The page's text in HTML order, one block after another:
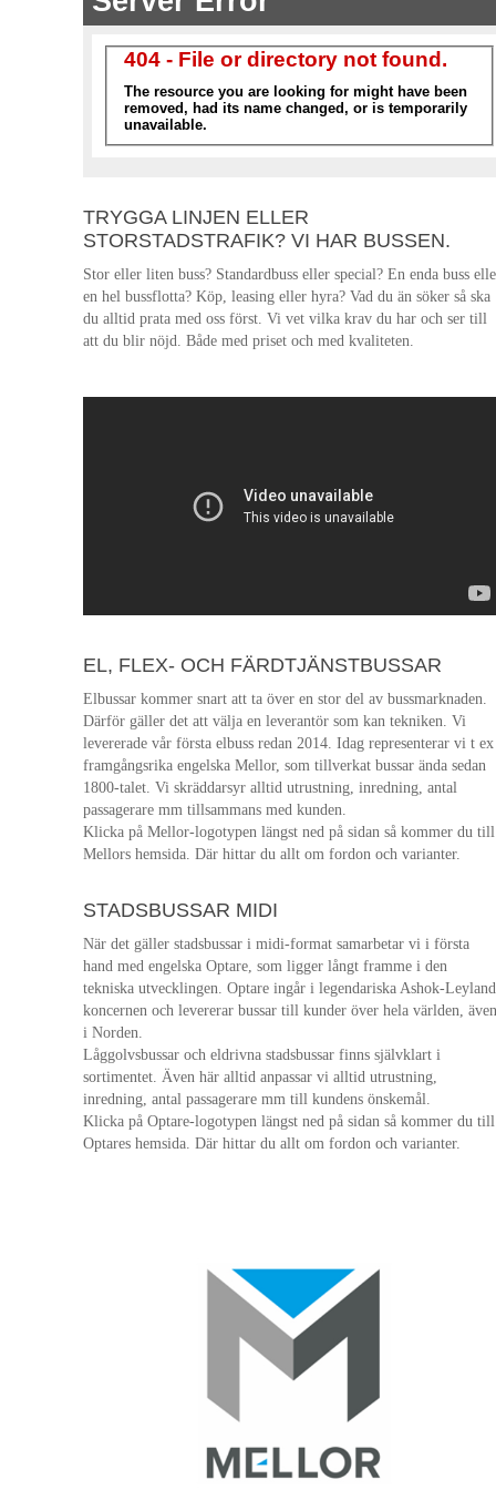
TRYGGA LINJEN ELLER
STORSTADSTRAFIK? VI HAR BUSSEN.
Stor eller liten buss? Standardbuss eller special? En enda buss
en hel bussflotta? Köp, leasing eller hyra? Vad du än söker så ska
du alltid prata med oss först. Vi vet vilka krav du har och ser till
att du blir nöjd. Både med priset och med kvaliteten.
EL, FLEX- OCH FÄRDTJÄNSTBUSSAR
Elbussar kommer snart att ta över en stor del av bussmarknaden.
Därför gäller det att välja en leverantör som kan tekniken. Vi
levererade vår första elbuss redan 2014. Idag representerar vi t ex
framgångsrika engelska Mellor, som tillverkat bussar ända sedan
1800-talet. Vi skräddarsyr alltid utrustning, inredning, antal
passagerare mm tillsammans med kunden.
Klicka på Mellor-logotypen längst ned på sidan så kommer du till
Mellors hemsida. Där hittar du allt om fordon och varianter.
STADSBUSSAR MIDI
När det gäller stadsbussar i midi-format samarbetar vi i första
hand med engelska Optare, som ligger långt framme i den
tekniska utvecklingen. Optare ingår i legendariska Ashok-
koncernen och levererar bussar till kunder över hela världen, även
i Norden.
Låggolvsbussar och eldrivna stadsbussar finns självklart i
sortimentet. Även här alltid anpassar vi alltid utrustning,
inredning, antal passagerare mm till kundens önskemål.
Klicka på Optare-logotypen längst ned på sidan så kommer du till
Optares hemsida. Där hittar du allt om fordon och varianter.